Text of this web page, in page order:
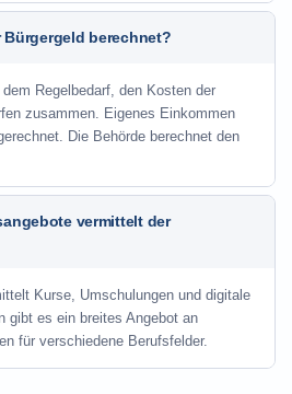
berechnet?
Regelbedarf, den Kosten der
zusammen. Eigenes Einkommen
Die Behörde berechnet den
vermittelt der
Kurse, Umschulungen und digitale
gibt es ein breites Angebot an
für verschiedene Berufsfelder.